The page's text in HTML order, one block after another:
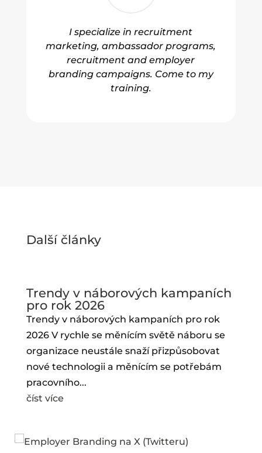
I specialize in recruitment
marketing, ambassador programs,
recruitment and employer
branding campaigns. Come to my
training.
Další články
Trendy v náborových kampaních
pro rok 2026
Trendy v náborových kampaních pro rok
2026 V rychle se měnícím světě náboru se
organizace neustále snaží přizpůsobovat
nové technologii a měnícím se potřebám
pracovního...
číst více